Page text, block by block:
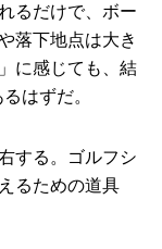
るだけで、ボー
落下地点は大き
に感じても、結
はずだ。
する。ゴルフシ
るための道具